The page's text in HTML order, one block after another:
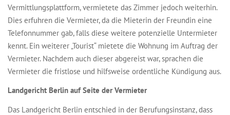
Vermittlungsplattform, vermietete das Zimmer jedoch weiterhin.
Dies erfuhren die Vermieter, da die Mieterin der Freundin eine
Telefonnummer gab, falls diese weitere potenzielle Untermieter
kennt. Ein weiterer „Tourist“ mietete die Wohnung im Auftrag der
Vermieter. Nachdem auch dieser abgereist war, sprachen die
Vermieter die fristlose und hilfsweise ordentliche Kündigung aus.
Landgericht Berlin auf Seite der Vermieter
Das Landgericht Berlin entschied in der Berufungsinstanz, dass